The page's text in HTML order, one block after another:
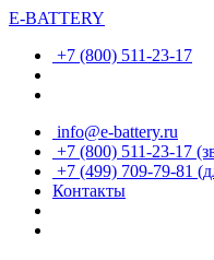
E-BATTERY
+7 (800) 511-23-17
info@e-battery.ru
+7 (800) 511-23-17
+7 (499) 709-79-81
Контакты